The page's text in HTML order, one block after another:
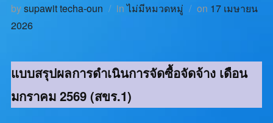
bysupawit techa-oun inไม่มีหมวดหมู่ on 17 เมษายน
2026
แบบสรุปผลการดำเนินการจัดซื้อจัดจ้าง เดือน
มกราคม 2569 (สขร.1)